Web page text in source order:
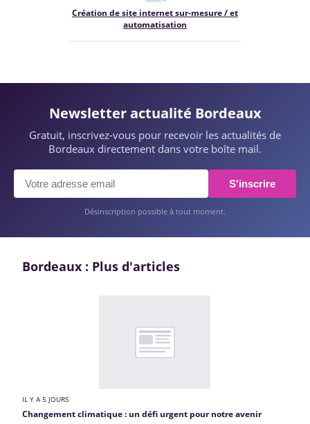
Création de site internet sur-mesure / et
automatisation
Newsletter actualité Bordeaux
Gratuit, inscrivez-vous pour recevoir les actualités de
Bordeaux directement dans votre boîte mail.
S'inscrire
Désinscription possible à tout moment.
Bordeaux : Plus d'articles
IL Y A 5 JOURS
Changement climatique : un défi urgent pour notre avenir